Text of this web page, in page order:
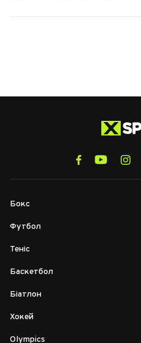
Бокс
Футбол
Теніс
Баскетбол
Біатлон
Хокей
Olympics